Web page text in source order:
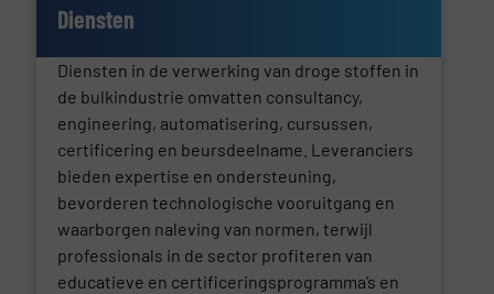
Diensten
Diensten in de verwerking van droge stoffen in
de bulkindustrie omvatten consultancy,
engineering, automatisering, cursussen,
certificering en beursdeelname. Leveranciers
bieden expertise en ondersteuning,
bevorderen technologische vooruitgang en
waarborgen naleving van normen, terwijl
professionals in de sector profiteren van
educatieve en certificeringsprogramma’s en